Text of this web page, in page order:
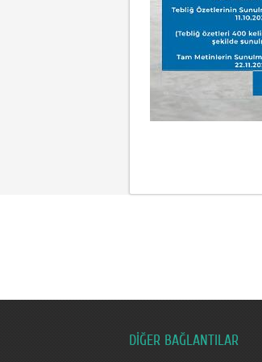
DİĞER BAĞLANTILAR